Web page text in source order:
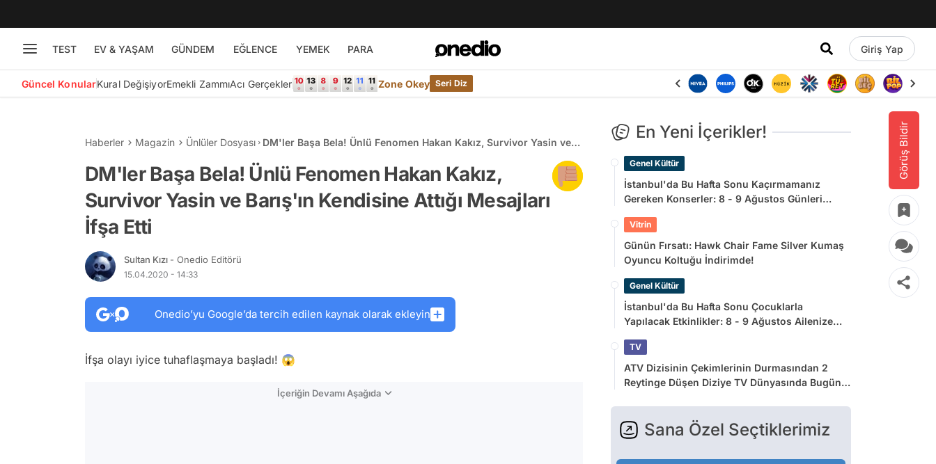
TEST EV & YAŞAM GÜNDEM EĞLENCE YEMEK PARA Giriş Yap
Güncel KonularKural DeğişiyorEmekli ZammıAcı Gerçekler Zone Okey Seri Diz
Görüş Bildir
Haberler Magazin Ünlüler Dosyası
DM'ler Başa Bela! Ünlü Fenomen Hakan Kakız, Survivor Yasin ve
DM'ler Başa Bela! Ünlü Fenomen Hakan Kakız,
Survivor Yasin ve Barış'ın Kendisine Attığı Mesajları
İfşa Etti
Sultan Kızı - Onedio Editörü
15.04.2020 - 14:33
Onedio’yu Google’da tercih edilen kaynak olarak ekleyin
İfşa olayı iyice tuhaflaşmaya başladı! 😱
İçeriğin Devamı Aşağıda
En Yeni İçerikler!
Genel Kültür
İstanbul'da Bu Hafta Sonu Kaçırmamanız
Gereken Konserler: 8 - 9 Ağustos Günleri
Vitrin
Günün Fırsatı: Hawk Chair Fame Silver Kumaş
Oyuncu Koltuğu İndirimde!
Genel Kültür
İstanbul'da Bu Hafta Sonu Çocuklarla
Yapılacak Etkinlikler: 8 - 9 Ağustos Ailenize
TV
ATV Dizisinin Çekimlerinin Durmasından 2
Reytinge Düşen Diziye TV Dünyasında Bugün
Sana Özel Seçtiklerimiz